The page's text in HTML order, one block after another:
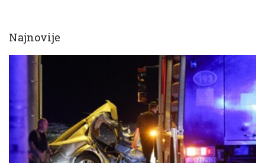
Najnovije